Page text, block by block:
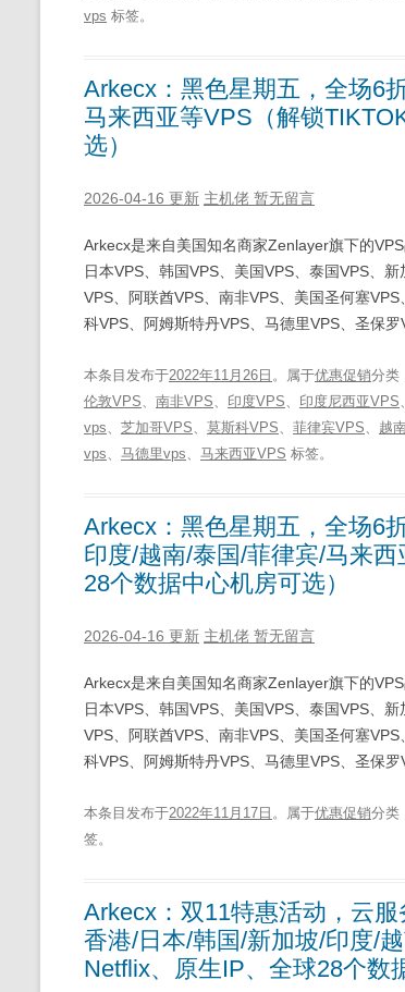
vps 标签。
Arkecx：黑色星期五，全场6
马来西亚等VPS（解锁
选）
2026-04-16 更新 主机佬 暂无留言
Arkecx是来自美国知名商家Zenlayer旗下的
日本VPS、韩国VPS、美国VPS、泰国VPS、
VPS、阿联酋VPS、南非VPS、美国圣何塞
科VPS、阿姆斯特丹VPS、马德里VPS、圣保
本条目发布于2022年11月26日 。属于优惠促销分类
伦敦VPS
南非VPS 印度VPS 印度尼西亚VPS
vps
芝加哥VPS 莫斯科VPS 菲律宾VPS 越
vps
马德里vps 马来西亚VPS 标签。
Arkecx：黑色星期五，全场6
印度/越南/泰国/菲律宾/马来
28个数据中心机房可选）
2026-04-16 更新 主机佬 暂无留言
Arkecx是来自美国知名商家Zenlayer旗下的
日本VPS、韩国VPS、美国VPS、泰国VPS、
VPS、阿联酋VPS、南非VPS、美国圣何塞
科VPS、阿姆斯特丹VPS、马德里VPS、圣保
本条目发布于2022年11月17日 。属于优惠促销分类
签。
Arkecx：双11特惠活动，云
香港/日本/韩国/新加坡/印度/
Netflix、原生IP、全球28个数